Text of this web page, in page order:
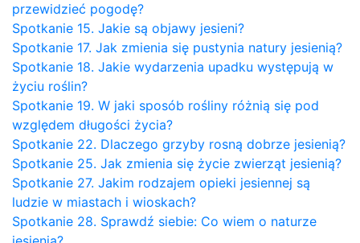
przewidzieć pogodę?
Spotkanie 15. Jakie są objawy jesieni?
Spotkanie 17. Jak zmienia się pustynia natury jesienią?
Spotkanie 18. Jakie wydarzenia upadku występują w
życiu roślin?
Spotkanie 19. W jaki sposób rośliny różnią się pod
względem długości życia?
Spotkanie 22. Dlaczego grzyby rosną dobrze jesienią?
Spotkanie 25. Jak zmienia się życie zwierząt jesienią?
Spotkanie 27. Jakim rodzajem opieki jesiennej są
ludzie w miastach i wioskach?
Spotkanie 28. Sprawdź siebie: Co wiem o naturze